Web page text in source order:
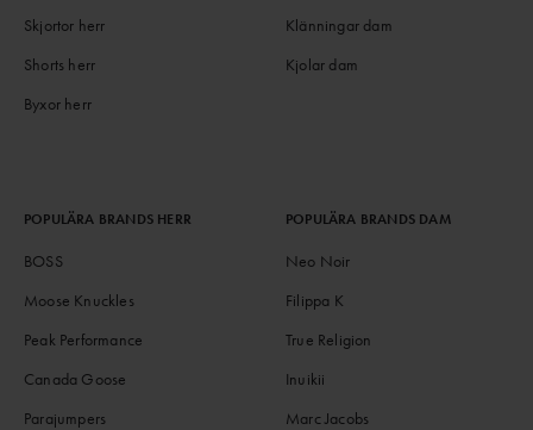
Skjortor herr
Shorts herr
Byxor herr
Klänningar dam
Kjolar dam
POPULÄRA BRANDS HERR
BOSS
Moose Knuckles
Peak Performance
Canada Goose
Parajumpers
POPULÄRA BRANDS DAM
Neo Noir
Filippa K
True Religion
Inuikii
Marc Jacobs